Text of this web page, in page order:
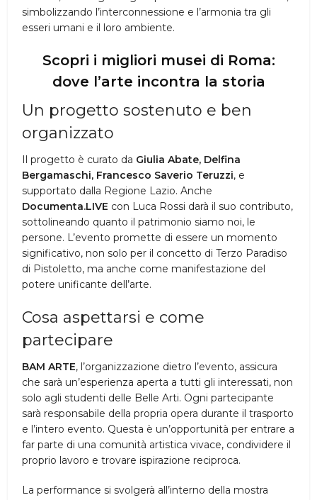
simbolizzando l’interconnessione e l’armonia tra gli
esseri umani e il loro ambiente.
Scopri i migliori musei di Roma:
dove l’arte incontra la storia
Un progetto sostenuto e ben
organizzato
Il progetto è curato da Giulia Abate, Delfina
Bergamaschi, Francesco Saverio Teruzzi, e
supportato dalla Regione Lazio. Anche
Documenta.LIVE con Luca Rossi darà il suo contributo,
sottolineando quanto il patrimonio siamo noi, le
persone. L’evento promette di essere un momento
significativo, non solo per il concetto di Terzo Paradiso
di Pistoletto, ma anche come manifestazione del
potere unificante dell’arte.
Cosa aspettarsi e come
partecipare
BAM ARTE, l’organizzazione dietro l’evento, assicura
che sarà un’esperienza aperta a tutti gli interessati, non
solo agli studenti delle Belle Arti. Ogni partecipante
sarà responsabile della propria opera durante il trasporto
e l’intero evento. Questa è un’opportunità per entrare a
far parte di una comunità artistica vivace, condividere il
proprio lavoro e trovare ispirazione reciproca.
La performance si svolgerà all’interno della mostra